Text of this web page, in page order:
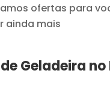
ofertas para
ainda mais
Geladeira no